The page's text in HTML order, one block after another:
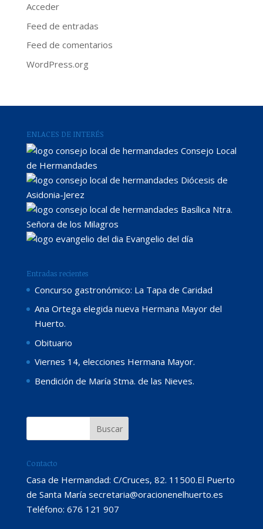
Acceder
Feed de entradas
Feed de comentarios
WordPress.org
ENLACES DE INTERÉS
Consejo Local
de Hermandades
Diócesis de
Asidonia-Jerez
Basílica Ntra.
Señora de los Milagros
Evangelio del día
Entradas recientes
Concurso gastronómico: La Tapa de Caridad
Ana Ortega elegida nueva Hermana Mayor del
Huerto.
Obituario
Viernes 14, elecciones Hermana Mayor.
Bendición de María Stma. de las Nieves.
Contacto
Casa de Hermandad: C/Cruces, 82. 11500.El Puerto
de Santa María secretaria@oracionenelhuerto.es
Teléfono: 676 121 907